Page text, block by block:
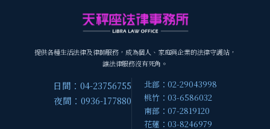
提供各種生活法律及律師服務，成為個人、家庭與企業的法律守護站，
讓法律服務沒有死角。
日間：04-23756755
夜間：0936-177880
北部：02-29043998
桃竹：03-6586032
南部：07-2819120
花蓮：03-8246979